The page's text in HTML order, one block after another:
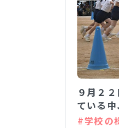
９月２
ている
#学校の